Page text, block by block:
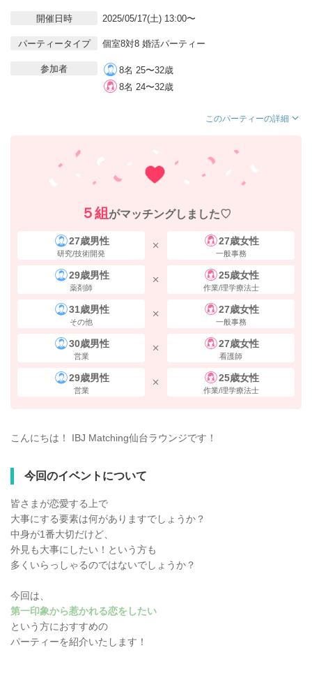
開催日時 2025/05/17(土) 13:00〜
パーティータイプ 個室8対8 婚活パーティー
参加者
8名 25〜32歳
8名 24〜32歳
このパーティーの詳細
５組 がマッチングしました♡
27歳男性
研究/技術開発
27歳女性
一般事務
29歳男性
薬剤師
25歳女性
作業/理学療法士
31歳男性
その他
27歳女性
一般事務
30歳男性
営業
27歳女性
看護師
29歳男性
営業
25歳女性
作業/理学療法士
こんにちは！ IBJ Matching仙台ラウンジです！
今回のイベントについて
皆さまが恋愛する上で
大事にする要素は何がありますでしょうか？
中身が1番大切だけど、
外見も大事にしたい！という方も
多くいらっしゃるのではないでしょうか？
今回は、
第一印象から惹かれる恋をしたい
という方におすすめの
パーティーを紹介いたします！